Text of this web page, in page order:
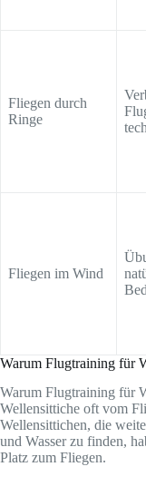
Fliegen durch
Ringe
Fliegen im Wind
Warum Flugtraining für
Warum Flugtraining für
Wellensittiche oft vom
Wellensittichen, die
und Wasser zu finden,
Platz zum Fliegen.